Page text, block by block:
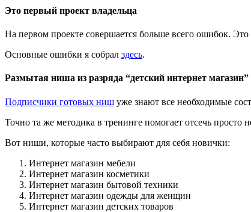
Это первый проект владельца
На первом проекте совершается больше всего ошибок.
Основные ошибки я собрал здесь.
Размытая ниша из разряда “детский интернет
Подписчики готовых ниш уже знают все необходимые
Точно та же методика в тренинге помогает отсечь
Вот ниши, которые часто выбирают для себя новички:
Интернет магазин мебели
Интернет магазин косметики
Интернет магазин бытовой техники
Интернет магазин одежды для женщин
Интернет магазин детских товаров